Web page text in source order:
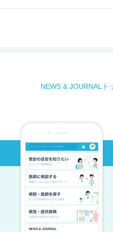
NEWS & JOURNALト